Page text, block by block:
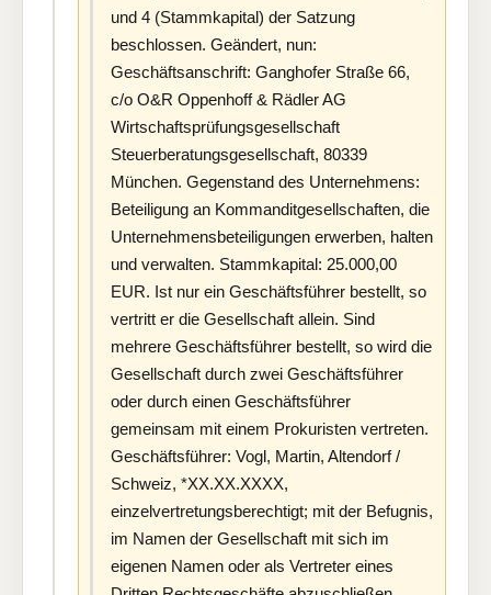
und 4 (Stammkapital) der Satzung
beschlossen. Geändert, nun:
Geschäftsanschrift: Ganghofer Straße 66,
c/o O&R Oppenhoff & Rädler AG
Wirtschaftsprüfungsgesellschaft
Steuerberatungsgesellschaft, 80339
München. Gegenstand des Unternehmens:
Beteiligung an Kommanditgesellschaften, die
Unternehmensbeteiligungen erwerben, halten
und verwalten. Stammkapital: 25.000,00
EUR. Ist nur ein Geschäftsführer bestellt, so
vertritt er die Gesellschaft allein. Sind
mehrere Geschäftsführer bestellt, so wird die
Gesellschaft durch zwei Geschäftsführer
oder durch einen Geschäftsführer
gemeinsam mit einem Prokuristen vertreten.
Geschäftsführer: Vogl, Martin, Altendorf /
Schweiz, *XX.XX.XXXX,
einzelvertretungsberechtigt; mit der Befugnis,
im Namen der Gesellschaft mit sich im
eigenen Namen oder als Vertreter eines